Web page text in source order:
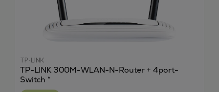
TP-LINK
TP-LINK 300M-WLAN-N-Router + 4port-
Switch *